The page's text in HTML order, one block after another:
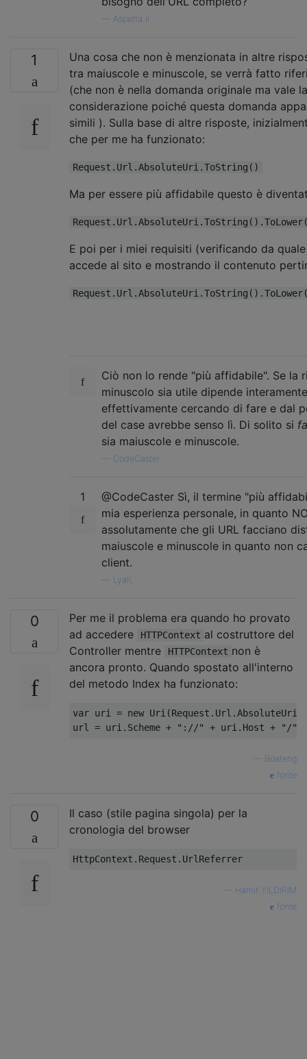
Aspetta il
1
Una cosa che non è menzionata in altre
tra maiuscole e minuscole, se verrà fatto
(che non è nella domanda originale ma vale
considerazione poiché questa domanda
simili ). Sulla base di altre risposte,
che per me ha funzionato:
Request.Url.AbsoluteUri.ToString()
Ma per essere più affidabile questo è
E poi per i miei requisiti (verificando da
accede al sito e mostrando il contenuto
Ciò non lo rende "più affidabile". Se la
minuscolo sia utile dipende
effettivamente cercando di fare e dal
del case avrebbe senso lì. Di solito si fa
sia maiuscole e minuscole.
CodeCaster
1
@CodeCaster Sì, il termine "più
mia esperienza personale, in quanto
assolutamente che gli URL facciano
maiuscole e minuscole in quanto non
client.
Lyall,
0
Per me il problema era quando ho provato
ad accedere
HTTPContext al costruttore del
Controller mentre
HTTPContext non è
ancora pronto. Quando spostato all'interno
del metodo Index ha funzionato:
var uri = new Uri (Request . Url .AbsoluteUri
url = uri . Scheme + "://" + uri . Host + "/"
Boateng
fonte
0
Il caso (stile pagina singola) per la
cronologia del browser
HttpContext . Request . UrlReferrer
Hamit YILDIRIM
fonte